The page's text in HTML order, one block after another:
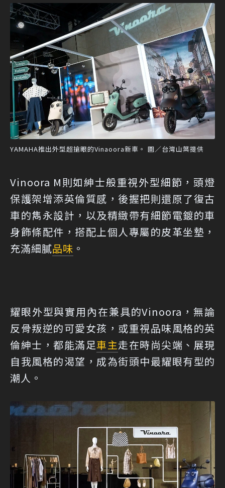
YAMAHA推出外型超搶眼的Vinaoora新車。 圖／台灣山葉提供
Vinoora M則如紳士般重視外型細節，頭燈
保護架增添英倫質感，後握把則還原了復古
車的雋永設計，以及精緻帶有細節電鍍的車
身飾條配件，搭配上個人專屬的皮革坐墊，
充滿細膩品味 。
耀眼外型與實用內在兼具的Vinoora，無論
反骨叛逆的可愛女孩，或重視品味風格的英
倫紳士，都能滿足車主走在時尚尖端、展現
自我風格的渴望，成為街頭中最耀眼有型的
潮人。